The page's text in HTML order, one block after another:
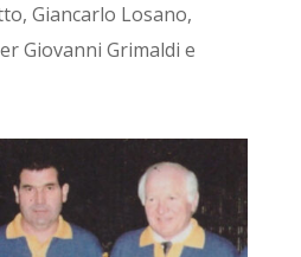
Giancarlo Losano,
Giovanni Grimaldi e